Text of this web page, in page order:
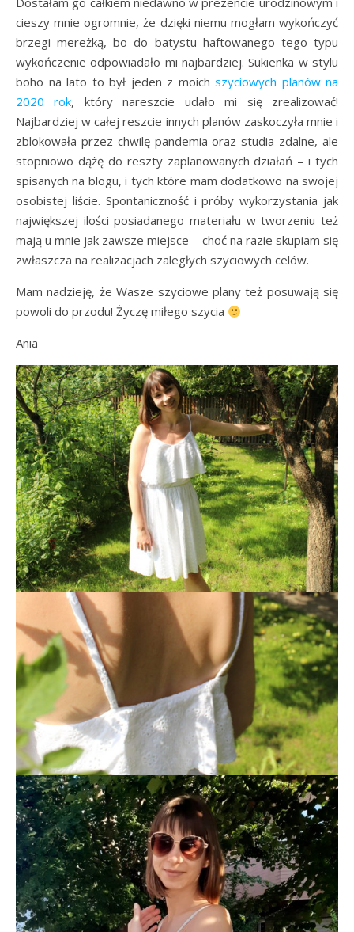
cieszy mnie ogromnie, że dzięki niemu mogłam wykończyć
brzegi mereżką, bo do batystu haftowanego tego typu
wykończenie odpowiadało mi najbardziej. Sukienka w stylu
boho na lato to był jeden z moich szyciowych planów na
2020 rok, który nareszcie udało mi się zrealizować!
Najbardziej w całej reszcie innych planów zaskoczyła mnie i
zblokowała przez chwilę pandemia oraz studia zdalne, ale
stopniowo dążę do reszty zaplanowanych działań – i tych
spisanych na blogu, i tych które mam dodatkowo na swojej
osobistej liście. Spontaniczność i próby wykorzystania jak
największej ilości posiadanego materiału w tworzeniu też
mają u mnie jak zawsze miejsce – choć na razie skupiam się
zwłaszcza na realizacjach zaległych szyciowych celów.
Mam nadzieję, że Wasze szyciowe plany też posuwają się
powoli do przodu! Życzę miłego szycia
Ania